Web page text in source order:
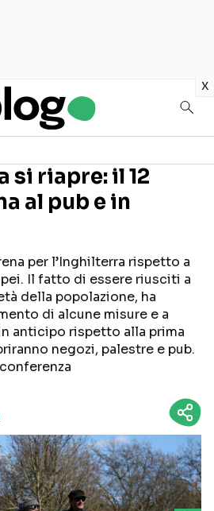
x
sui social
si riapre: il 12
al pub e in
per l’Inghilterra rispetto a
Il fatto di essere riusciti a
della popolazione, ha
di alcune misure e a
anticipo rispetto alla prima
negozi, palestre e pub.